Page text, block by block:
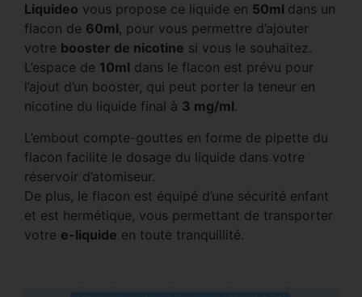
Liquideo vous propose ce liquide en 50ml dans un
flacon de 60ml, pour vous permettre d’ajouter
votre booster de nicotine si vous le souhaitez.
L’espace de 10ml dans le flacon est prévu pour
l’ajout d’un booster, qui peut porter la teneur en
nicotine du liquide final à 3 mg/ml.
L’embout compte-gouttes en forme de pipette du
flacon facilite le dosage du liquide dans votre
réservoir d’atomiseur.
De plus, le flacon est équipé d’une sécurité enfant
et est hermétique, vous permettant de transporter
votre e-liquide en toute tranquillité.